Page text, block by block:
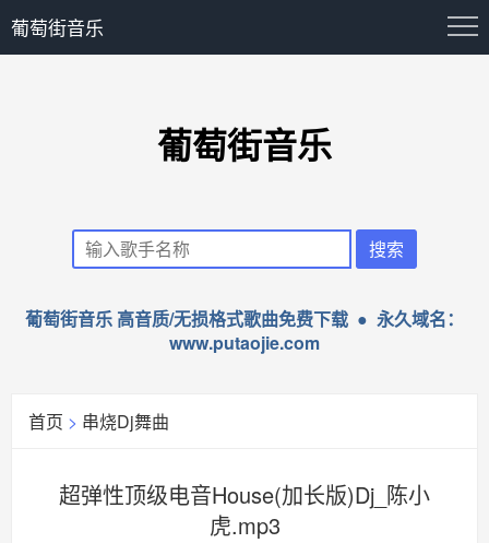
葡萄街音乐
葡萄街音乐
葡萄街音乐 高音质/无损格式歌曲免费下载 ● 永久域名：
www.putaojie.com
首页 > 串烧Dj舞曲
超弹性顶级电音House(加长版)Dj_陈小
虎.mp3